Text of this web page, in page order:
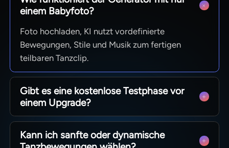
einem Babyfoto?
Foto hochladen, KI nutzt vordefinierte
Bewegungen, Stile und Musik zum fertigen
teilbaren Tanzclip.
Gibt es eine kostenlose Testphase vor
einem Upgrade?
Der kostenlose Test ist verfügbar; prüfen Sie bei
Magiclight AI die Exportgrenzen und verfügbaren
Kann ich sanfte oder dynamische